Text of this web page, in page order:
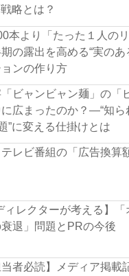
略とは？
本より「たった１人の
の露出を高める“実のあ
ンの作り方
ビャンビャン麺」の「
広まったのか？―“知ら
”に変える仕掛けとは
テレビ番組の「広告換算
ィレクターが考える】「
退」問題とPRの今後
当者必読】メディア掲載